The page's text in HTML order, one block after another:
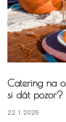
Catering na
si dát pozor?
22. 1. 2025